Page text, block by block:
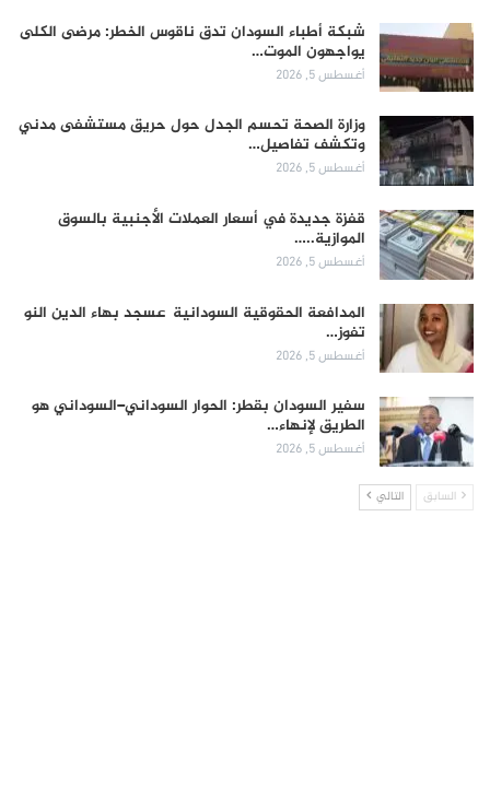
شبكة أطباء السودان تدق ناقوس الخطر: مرضى الكلى
يواجهون الموت…
أغسطس 5, 2026
وزارة الصحة تحسم الجدل حول حريق مستشفى مدني
وتكشف تفاصيل…
أغسطس 5, 2026
قفزة جديدة في أسعار العملات الأجنبية بالسوق
الموازية..…
أغسطس 5, 2026
المدافعة الحقوقية السودانية عسجد بهاء الدين النو
تفوز…
أغسطس 5, 2026
سفير السودان بقطر: الحوار السوداني–السوداني هو
الطريق لإنهاء…
أغسطس 5, 2026
السابق التالي